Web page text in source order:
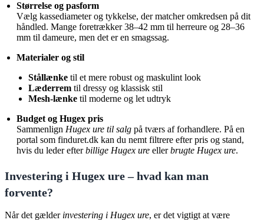
Størrelse og pasform
Vælg kassediameter og tykkelse, der matcher omkredsen på dit
håndled. Mange foretrækker 38–42 mm til herreure og 28–36
mm til dameure, men det er en smagssag.
Materialer og stil
Stållænke til et mere robust og maskulint look
Læderrem til dressy og klassisk stil
Mesh-lænke til moderne og let udtryk
Budget og Hugex pris
Sammenlign Hugex ure til salg på tværs af forhandlere. På en
portal som finduret.dk kan du nemt filtrere efter pris og stand,
hvis du leder efterbillige Hugex ure ellerbrugte Hugex ure.
Investering i Hugex ure – hvad kan man
forvente?
Når det gælder investering i Hugex ure, er det vigtigt at være